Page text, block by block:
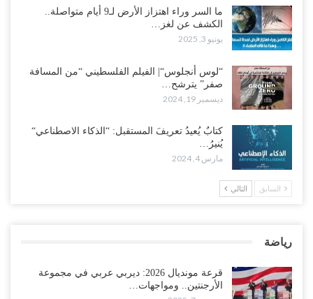
ما السر وراء اهتزاز الأرض لـ9 أيام متواصلة..
الكشف عن لغز…
يونيو 3, 2025
“لوس أنجلوس“| الفيلم الفلسطيني “من المسافة
صفر” يترشح…
ديسمبر 19, 2024
كتابٌ يُعيدُ تعريفَ المستقبل: “الذكاء الاصطناعي“
يُنيرُ…
مارس 4, 2024
السابق التالي
رياضة
قرعة مونديال 2026: ديربي عربي في مجموعة
الأرجنتين.. ومواجهات…